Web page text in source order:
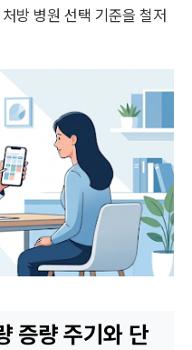
방 병원 선택 기준을 철저
증량 주기와 단